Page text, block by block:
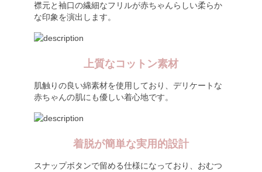
襟元と袖口の繊細なフリルが赤ちゃんらしい柔らか
な印象を演出します。
上質なコットン素材
肌触りの良い綿素材を使用しており、デリケートな
赤ちゃんの肌にも優しい着心地です。
着脱が簡単な実用的設計
スナップボタンで留める仕様になっており、おむつ